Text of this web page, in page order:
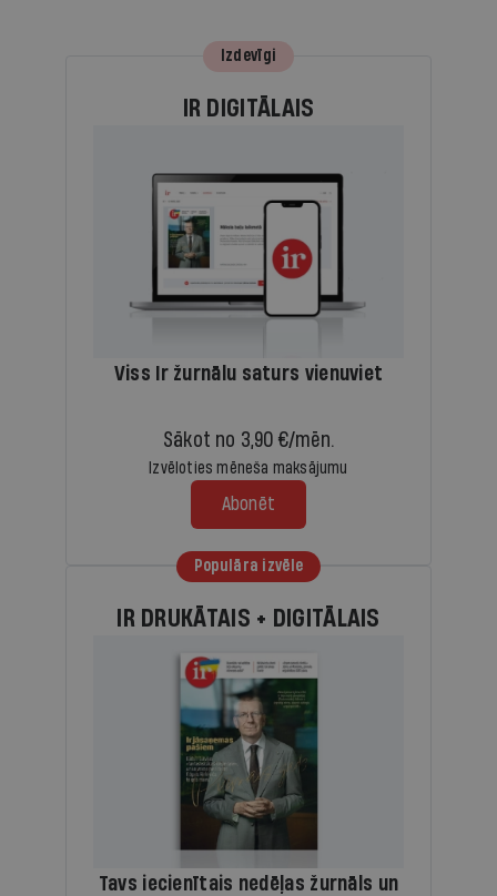
Izdevīgi
IR DIGITĀLAIS
Viss Ir žurnālu saturs vienuviet
Sākot no 3,90 €/mēn.
Izvēloties mēneša maksājumu
Abonēt
Populāra izvēle
IR DRUKĀTAIS + DIGITĀLAIS
Tavs iecienītais nedēļas žurnāls un